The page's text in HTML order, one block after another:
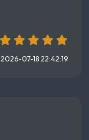
2026-07-18 22:42:19